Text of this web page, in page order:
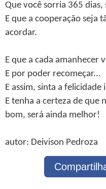
Que você sorria 365
E que a cooperação seja
acordar.
E que a cada amanhecer
E por poder recomeçar...
E assim, sinta a
E tenha a certeza de que
bom, será ainda melhor!
autor: Deivison Pedroza